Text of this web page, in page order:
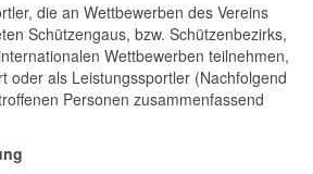
die an Wettbewerben des Vereins
Schützengaus, bzw. Schützenbezirks,
Wettbewerben teilnehmen,
oder als Leistungssportler (Nachfolgend
Personen zusammenfassend